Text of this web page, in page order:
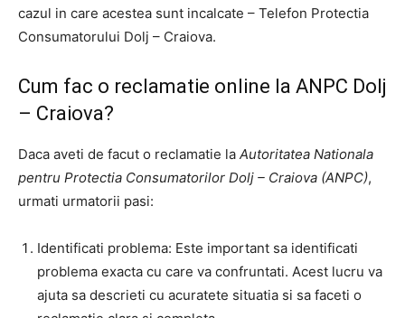
cazul in care acestea sunt incalcate – Telefon Protectia
Consumatorului Dolj – Craiova.
Cum fac o reclamatie online la ANPC Dolj
– Craiova?
Daca aveti de facut o reclamatie la Autoritatea Nationala
pentru Protectia Consumatorilor Dolj – Craiova (ANPC),
urmati urmatorii pasi:
Identificati problema: Este important sa identificati
problema exacta cu care va confruntati. Acest lucru va
ajuta sa descrieti cu acuratete situatia si sa faceti o